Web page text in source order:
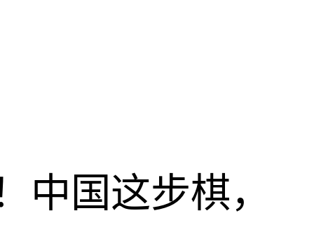
中国这步棋，